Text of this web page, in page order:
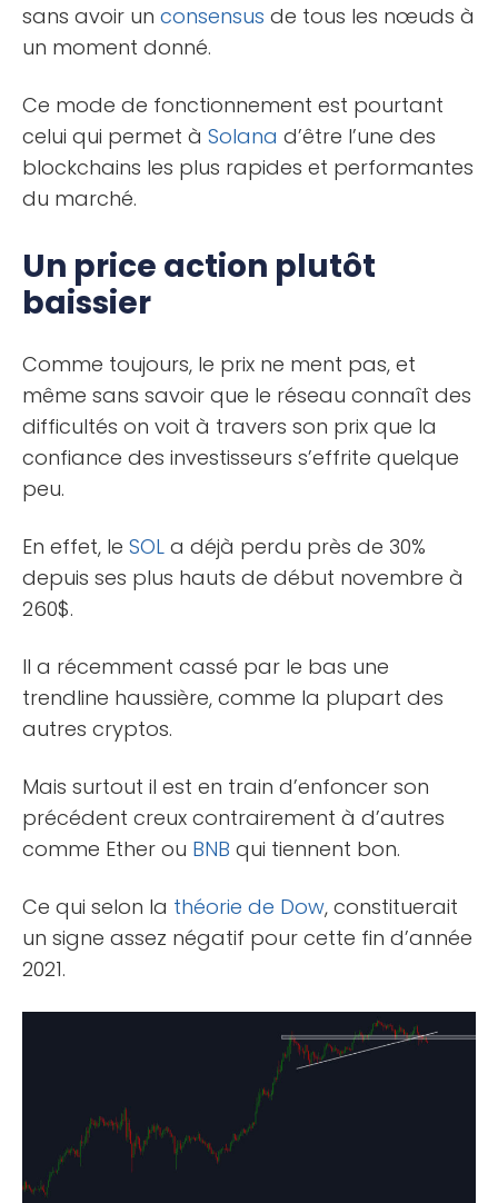
sans avoir un consensus de tous les nœuds à
un moment donné.
Ce mode de fonctionnement est pourtant
celui qui permet à Solana d’être l’une des
blockchains les plus rapides et performantes
du marché.
Un price action plutôt
baissier
Comme toujours, le prix ne ment pas, et
même sans savoir que le réseau connaît des
difficultés on voit à travers son prix que la
confiance des investisseurs s’effrite quelque
peu.
En effet, le SOL a déjà perdu près de 30%
depuis ses plus hauts de début novembre à
260$.
Il a récemment cassé par le bas une
trendline haussière, comme la plupart des
autres cryptos.
Mais surtout il est en train d’enfoncer son
précédent creux contrairement à d’autres
comme Ether ou BNB qui tiennent bon.
Ce qui selon la théorie de Dow, constituerait
un signe assez négatif pour cette fin d’année
2021.